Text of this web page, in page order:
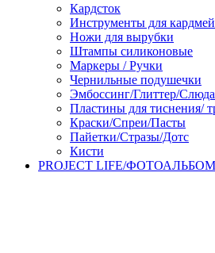
Кардсток
Инструменты для
Ножи для вырубки
Штампы силиконовые
Маркеры / Ручки
Чернильные подушечки
Эмбоссинг/Глиттер/
Пластины для тиснения/
Краски/Спреи/Пасты
Пайетки/Стразы/Дотс
Кисти
PROJECT LIFE/